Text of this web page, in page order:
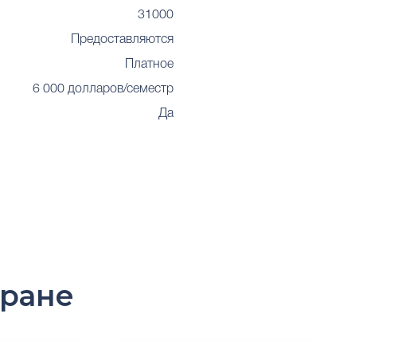
31000
Предоставляются
Платное
6 000 долларов/семестр
Да